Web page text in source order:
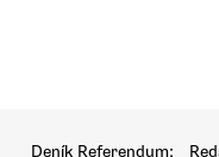
Deník Referendum: